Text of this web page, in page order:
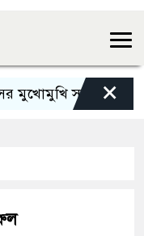
সংঘর্ষে নিহত
×